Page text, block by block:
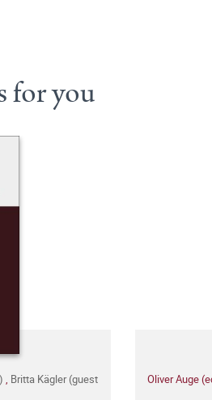
for you
, Britta Kägler (guest
Oliver Auge